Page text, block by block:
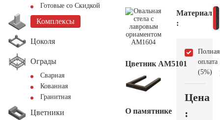
Готовые со Скидкой
Комплексы
Цоколя
Ограды
Сварная
Кованная
Гранитная
Цветники
Цветник АМ5101
О памятнике
Материал
:
Полная
оплата
(5%)
Цена
: